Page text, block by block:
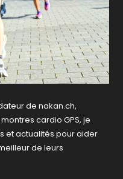
de nakan.ch,
cardio GPS, je
et actualités pour aider
de leurs